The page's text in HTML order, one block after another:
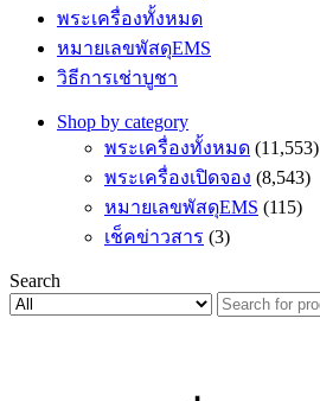
พระเครื่องทั้งหมด
หมายเลขพัสดุEMS
วิธีการเช่าบูชา
Shop by category
พระเครื่องทั้งหมด (11,553)
พระเครื่องเปิดจอง (8,543)
หมายเลขพัสดุEMS (115)
เช็คข่าวสาร (3)
Search